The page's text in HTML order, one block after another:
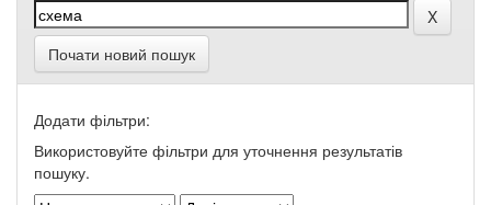
Почати новий пошук
Додати фільтри:
Використовуйте фільтри для уточнення результатів
пошуку.